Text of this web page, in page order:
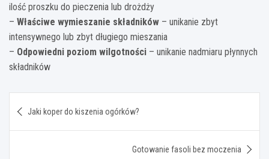
ilość proszku do pieczenia lub drożdży
– Właściwe wymieszanie składników – unikanie zbyt
intensywnego lub zbyt długiego mieszania
– Odpowiedni poziom wilgotności – unikanie nadmiaru płynnych
składników
wpisu
Jaki koper do kiszenia ogórków?
Gotowanie fasoli bez moczenia